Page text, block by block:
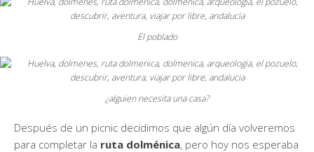
El poblado
¿alguien necesita una casa?
Después de un picnic decidimos que algún día volveremos
para completar la ruta dolménica, pero hoy nos esperaba